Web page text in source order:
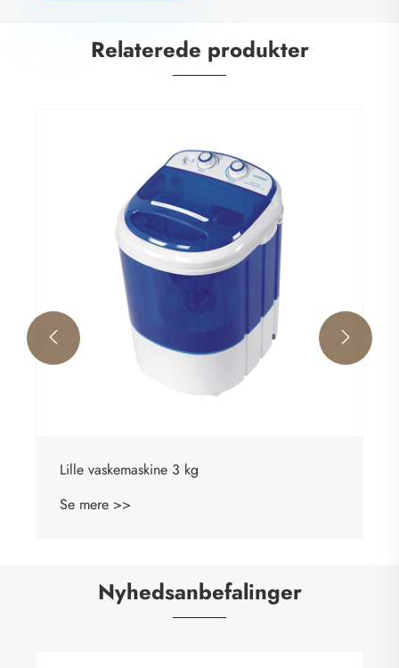
Relaterede produkter
Lille vaskemaskine baby
Se mere >>
 
Nyhedsanbefalinger